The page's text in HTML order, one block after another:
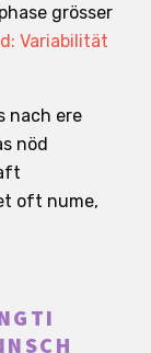
grösser
Variabilität
nach ere
nöd
oft nume,